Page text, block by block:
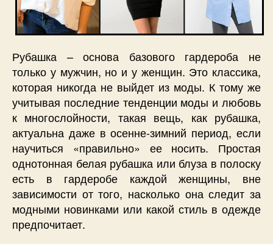
Рубашка – основа базового гардероба не
только у мужчин, но и у женщин. Это классика,
которая никогда не выйдет из моды. К тому же
учитывая последние тенденции моды и любовь
к многослойности, такая вещь, как рубашка,
актуальна даже в осенне-зимний период, если
научиться «правильно» ее носить. Простая
однотонная белая рубашка или блуза в полоску
есть в гардеробе каждой женщины, вне
зависимости от того, насколько она следит за
модными новинками или какой стиль в одежде
предпочитает.